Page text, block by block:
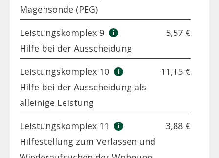
Magensonde (PEG)
Leistungskomplex 9
Hilfe bei der Ausscheidung
5,57 €
Leistungskomplex 10
Hilfe bei der Ausscheidung als
alleinige Leistung
11,15 €
Leistungskomplex 11
Hilfestellung zum Verlassen und
3,88 €